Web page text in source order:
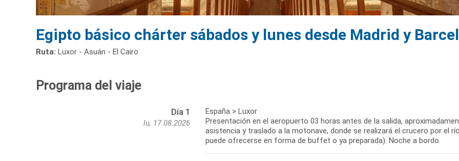
Egipto básico chárter sábados y lunes desde Madrid y
Ruta: Luxor - Asuán - El Cairo
Programa del viaje
Día 1
lu, 17.08.2026
España > Luxor
Presentación en el aeropuerto 03 horas antes de la salida,
asistencia y traslado a la motonave, donde se realizará el crucero por el
puede ofrecerse en forma de buffet o ya preparada). Noche a bordo.